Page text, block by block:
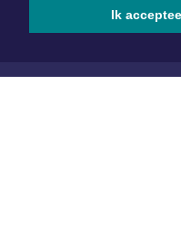
Ik
NIEUWSBRIEF AANMELDEN